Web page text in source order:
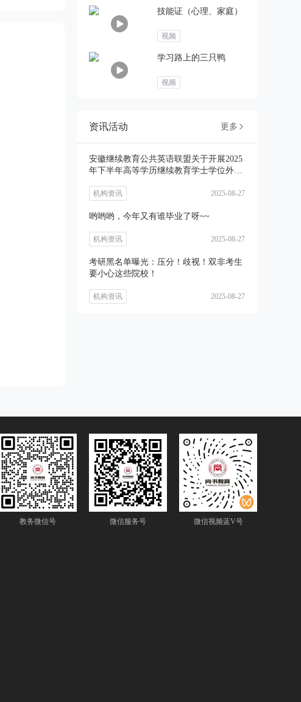
技能证（心理、家庭）
视频
学习路上的三只鸭
视频
资讯活动 更多 
安徽继续教育公共英语联盟关于开展2025
年下半年高等学历继续教育学士学位外语
机构资讯 2025-08-27
哟哟哟，今年又有谁毕业了呀~~
机构资讯 2025-08-27
考研黑名单曝光：压分！歧视！双非考生
要小心这些院校！
机构资讯 2025-08-27
教务微信号 微信服务号 微信视频蓝V号